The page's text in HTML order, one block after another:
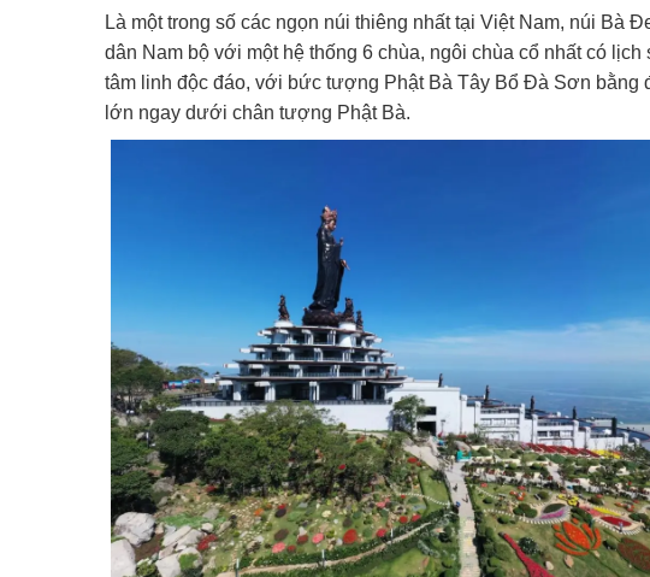
Là một trong số các ngọn núi thiêng nhất tại Việt Nam, núi Bà
dân Nam bộ với một hệ thống 6 chùa, ngôi chùa cổ nhất có
tâm linh độc đáo, với bức tượng Phật Bà Tây Bổ Đà Sơn bằng
lớn ngay dưới chân tượng Phật Bà.